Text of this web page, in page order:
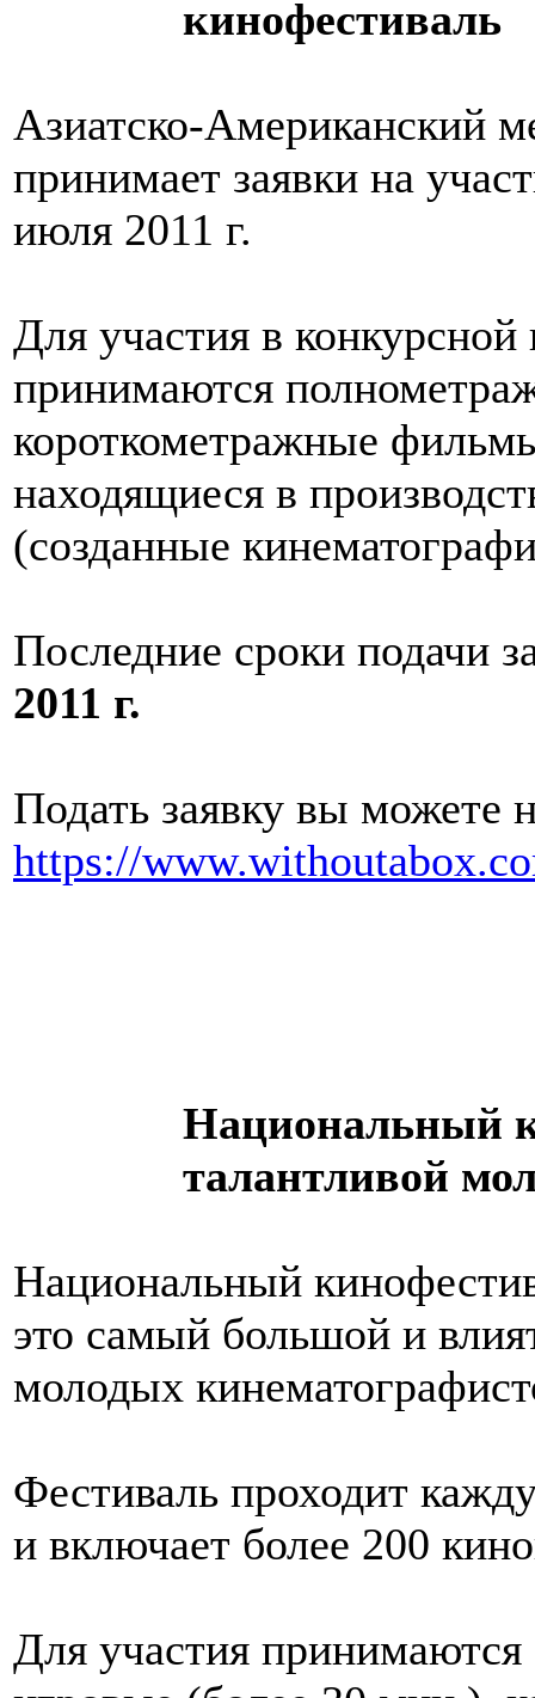
кинофестиваль
Азиатско-Американский
принимает заявки на
июля 2011 г.
Для участия в
принимаются
короткометражные
находящиеся в
(созданные
Последние сроки подачи
2011 г.
Подать заявку вы можете
https://
Национальный
талантливой
Национальный
это самый большой и
молодых
Фестиваль проходит
и включает более 200
Для участия